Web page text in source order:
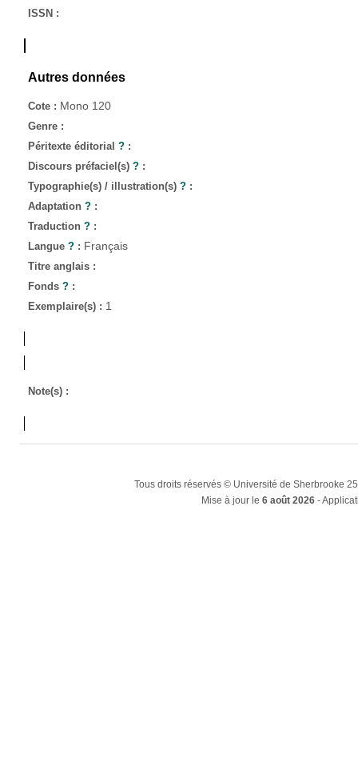
ISSN :
Autres données
Cote : Mono 120
Genre :
Péritexte éditorial ? :
Discours préfaciel(s) ? :
Typographie(s) / illustration(s) ? :
Adaptation ? :
Traduction ? :
Langue ? : Français
Titre anglais :
Fonds ? :
Exemplaire(s) : 1
Note(s) :
Tous droits réservés © Université de Sherbrooke
Mise à jour le 6 août 2026 -